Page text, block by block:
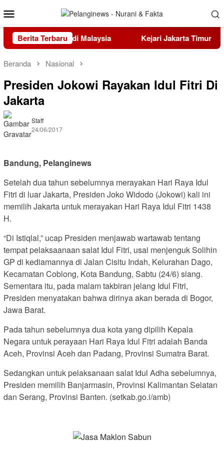
ke
kontenMobile
Berita Terbaru
Olympiad di Malaysia Kejari Jakarta Timur Terima
Beranda Nasional
Presiden Jokowi Rayakan Idul Fitri Di
Jakarta
Staff
24/06/2017
Bandung, Pelanginews
Setelah dua tahun sebelumnya merayakan Hari Raya Idul
Fitri di luar Jakarta, Presiden Joko Widodo (Jokowi) kali ini
memilih Jakarta untuk merayakan Hari Raya Idul Fitri 1438
H.
“Di Istiqlal,” ucap Presiden menjawab wartawab tentang
tempat pelaksaanaan salat Idul Fitri, usai menjenguk Solihin
GP di kediamannya di Jalan Cisitu Indah, Kelurahan Dago,
Kecamatan Coblong, Kota Bandung, Sabtu (24/6) siang.
Sementara itu, pada malam takbiran jelang Idul Fitri,
Presiden menyatakan bahwa dirinya akan berada di Bogor,
Jawa Barat.
Pada tahun sebelumnya dua kota yang dipilih Kepala
Negara untuk perayaan Hari Raya Idul Fitri adalah Banda
Aceh, Provinsi Aceh dan Padang, Provinsi Sumatra Barat.
Sedangkan untuk pelaksanaan salat Idul Adha sebelumnya,
Presiden memilih Banjarmasin, Provinsi Kalimantan Selatan
dan Serang, Provinsi Banten. (setkab.go.i/amb)